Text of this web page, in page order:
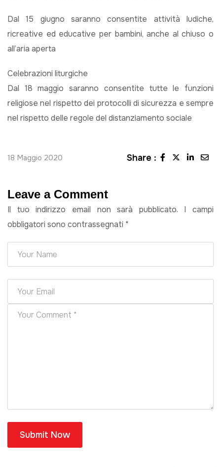
Dal 15 giugno saranno consentite attività ludiche,
ricreative ed educative per bambini, anche al chiuso o
all’aria aperta
Celebrazioni liturgiche
Dal 18 maggio saranno consentite tutte le funzioni
religiose nel rispetto dei protocolli di sicurezza e sempre
nel rispetto delle regole del distanziamento sociale
18 Maggio 2020 Share :
Leave a Comment
Il tuo indirizzo email non sarà pubblicato.
I campi
obbligatori sono contrassegnati *
Submit Now